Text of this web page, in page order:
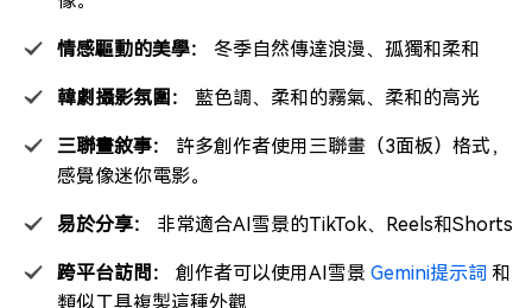
情感驅動的美學： 冬季自然傳達浪漫、孤獨和柔和
韓劇攝影氛圍： 藍色調、柔和的霧氣、柔和的高光
三聯畫敘事：
許多創作者使用三聯畫（3面板）格式，
感覺像迷你電影。
易於分享： 非常適合AI雪景的TikTok、Reels和Shorts
跨平台訪問： 創作者可以使用AI雪景 Gemini提示詞 和
類似工具複製這種外觀